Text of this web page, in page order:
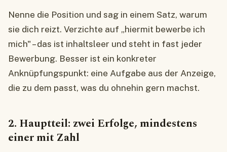
Nenne die Position und sag in einem Satz, warum
sie dich reizt. Verzichte auf „hiermit bewerbe ich
mich" – das ist inhaltsleer und steht in fast jeder
Bewerbung. Besser ist ein konkreter
Anknüpfungspunkt: eine Aufgabe aus der Anzeige,
die zu dem passt, was du ohnehin gern machst.
2. Hauptteil: zwei Erfolge, mindestens
einer mit Zahl